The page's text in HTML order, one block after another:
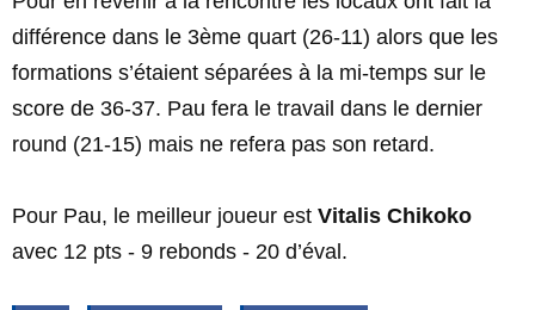
différence dans le 3ème quart (26-11) alors que les
formations s’étaient séparées à la mi-temps sur le
score de 36-37. Pau fera le travail dans le dernier
round (21-15) mais ne refera pas son retard.
Pour Pau, le meilleur joueur est Vitalis Chikoko
avec 12 pts - 9 rebonds - 20 d’éval.